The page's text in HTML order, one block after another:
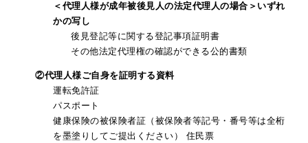
＜代理人様が成年被後見人の法定代理人の場合＞いずれ
かの写し
後見登記等に関する登記事項証明書
その他法定代理権の確認ができる公的書類
②代理人様ご自身を証明する資料
運転免許証
パスポート
健康保険の被保険者証（被保険者等記号・番号等は全桁
を墨塗りしてご提出ください） 住民票